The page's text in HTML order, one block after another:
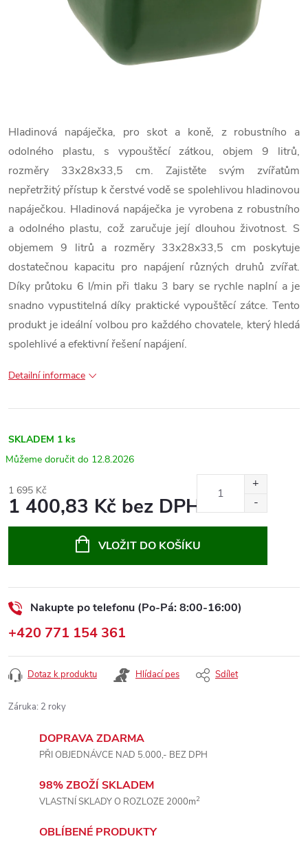
Hladinová napáječka, pro skot a koně, z robustního a
odolného plastu, s vypouštěcí zátkou, objem 9 litrů,
rozměry 33x28x33,5 cm. Zajistěte svým zvířatům
nepřetržitý přístup k čerstvé vodě se spolehlivou hladinovou
napáječkou. Hladinová napáječka je vyrobena z robustního
a odolného plastu, což zaručuje její dlouhou životnost. S
objemem 9 litrů a rozměry 33x28x33,5 cm poskytuje
dostatečnou kapacitu pro napájení různých druhů zvířat.
Díky průtoku 6 l/min při tlaku 3 bary se rychle naplní a je
snadno vypustitelná díky praktické vypouštěcí zátce. Tento
produkt je ideální volbou pro každého chovatele, který hledá
spolehlivé a efektivní řešení napájení.
Detailní informace
SKLADEM 1 ks
12.8.2026
1 695 Kč
1 400,83 Kč bez DPH
VLOŽIT DO KOŠÍKU
Nakupte po telefonu (Po-Pá: 8:00-16:00)
+420 771 154 361
Dotaz k produktu Hlídací pes Sdílet
Záruka: 2 roky
DOPRAVA ZDARMA
PŘI OBJEDNÁVCE NAD 5.000,- BEZ DPH
98% ZBOŽÍ SKLADEM
VLASTNÍ SKLADY O ROZLOZE 2000m2
OBLÍBENÉ PRODUKTY